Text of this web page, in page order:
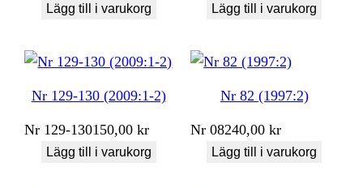
Lägg till i varukorg Lägg till i varukorg
Nr 129-130 (2009:1-2)
Nr 129-130150,00kr
Lägg till i varukorg
Nr 82 (1997:2)
Nr 08240,00kr
Lägg till i varukorg